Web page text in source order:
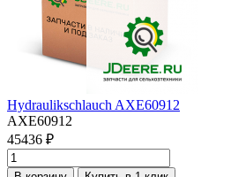
Hydraulikschlauch AXE60912
AXE60912
45436 ₽